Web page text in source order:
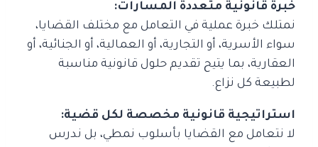
خبرة قانونية متعددة المسارات:
نمتلك خبرة عملية في التعامل مع مختلف القضايا،
سواء الأسرية، أو التجارية، أو العمالية، أو الجنائية، أو
العقارية، بما يتيح تقديم حلول قانونية مناسبة
لطبيعة كل نزاع.
استراتيجية قانونية مخصصة لكل قضية:
لا نتعامل مع القضايا بأسلوب نمطي، بل ندرس